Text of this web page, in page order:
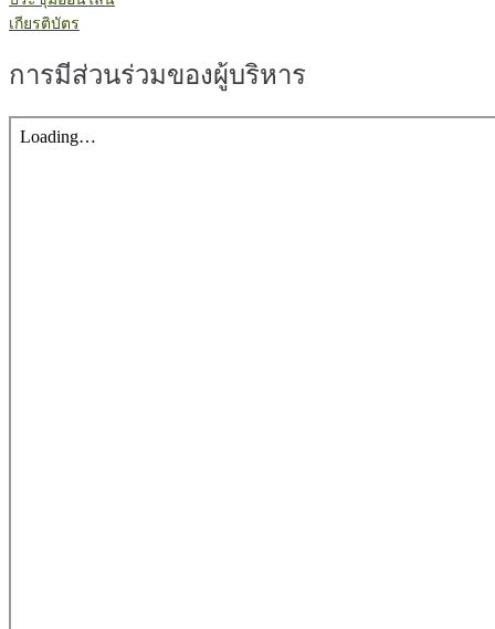
เกียรติบัตร
การมีส่วนร่วมของผู้บริหาร